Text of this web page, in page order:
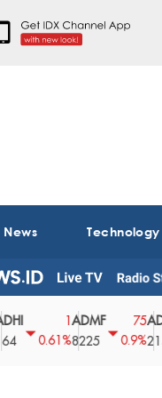
Technology
0.61%
ADMF
8225
75
0.9%
ADMG
214